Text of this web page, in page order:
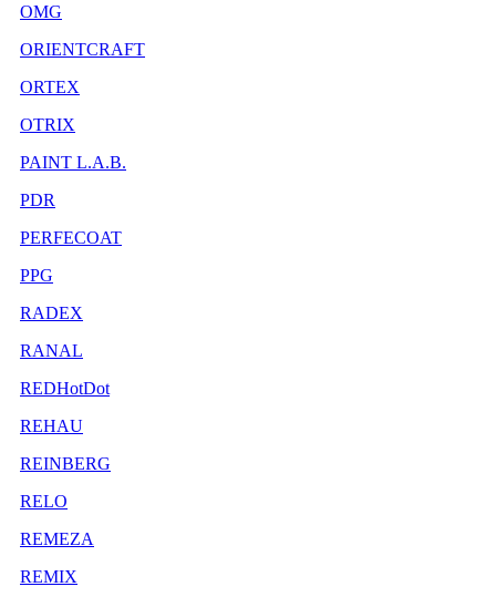
OMG
ORIENTCRAFT
ORTEX
OTRIX
PAINT L.A.B.
PDR
PERFECOAT
PPG
RADEX
RANAL
REDHotDot
REHAU
REINBERG
RELO
REMEZA
REMIX